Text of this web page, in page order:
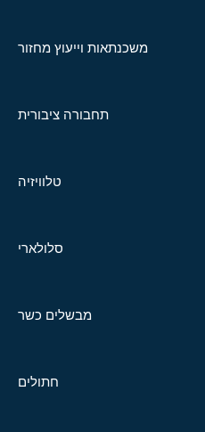
משכנתאות וייעוץ מחזור
תחבורה ציבורית
טלוויזיה
סלולארי
מבשלים כשר
חתולים